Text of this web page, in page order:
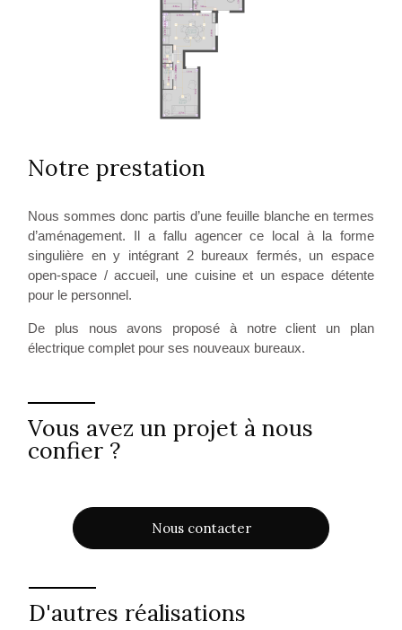
Notre prestation
Nous sommes donc partis d’une feuille blanche en termes
d’aménagement. Il a fallu agencer ce local à la forme
singulière en y intégrant 2 bureaux fermés, un espace
open-space / accueil, une cuisine et un espace détente
pour le personnel.
De plus nous avons proposé à notre client un plan
électrique complet pour ses nouveaux bureaux.
Vous avez un projet à nous
confier ?
Nous contacter
D'autres réalisations